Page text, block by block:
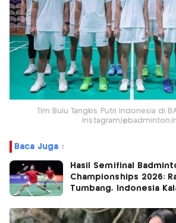
Tim Bulu Tangkis Putri Indonesia di
Instagram/
Baca Juga :
Hasil Semifinal
Championships 2026:
Tumbang, Indonesia